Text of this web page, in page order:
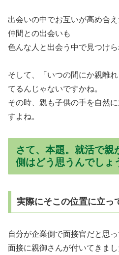
出会いの中でお互いが高め合
仲間との出会いも
色んな人と出会う中で見つけら
そして、「いつの間にか親離
てるんじゃないですかね。
その時、親も子供の手を自然
すよね。
さて、本題。就活で親
側はどう思うんでしょ
実際にそこの位置に立っ
自分が企業側で面接官だと思っ
面接に親御さんが付いてきまし